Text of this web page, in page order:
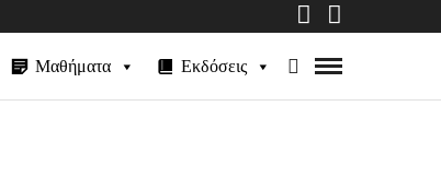
Μαθήματα Εκδόσεις